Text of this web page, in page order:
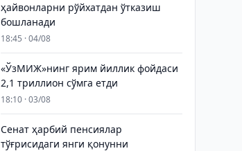
ҳайвонларни рўйхатдан ўтказиш
бошланади
18:45 · 04/08
«ЎзМИЖ»нинг ярим йиллик фойдаси
2,1 триллион сўмга етди
18:10 · 03/08
Сенат ҳарбий пенсиялар
тўғрисидаги янги қонунни